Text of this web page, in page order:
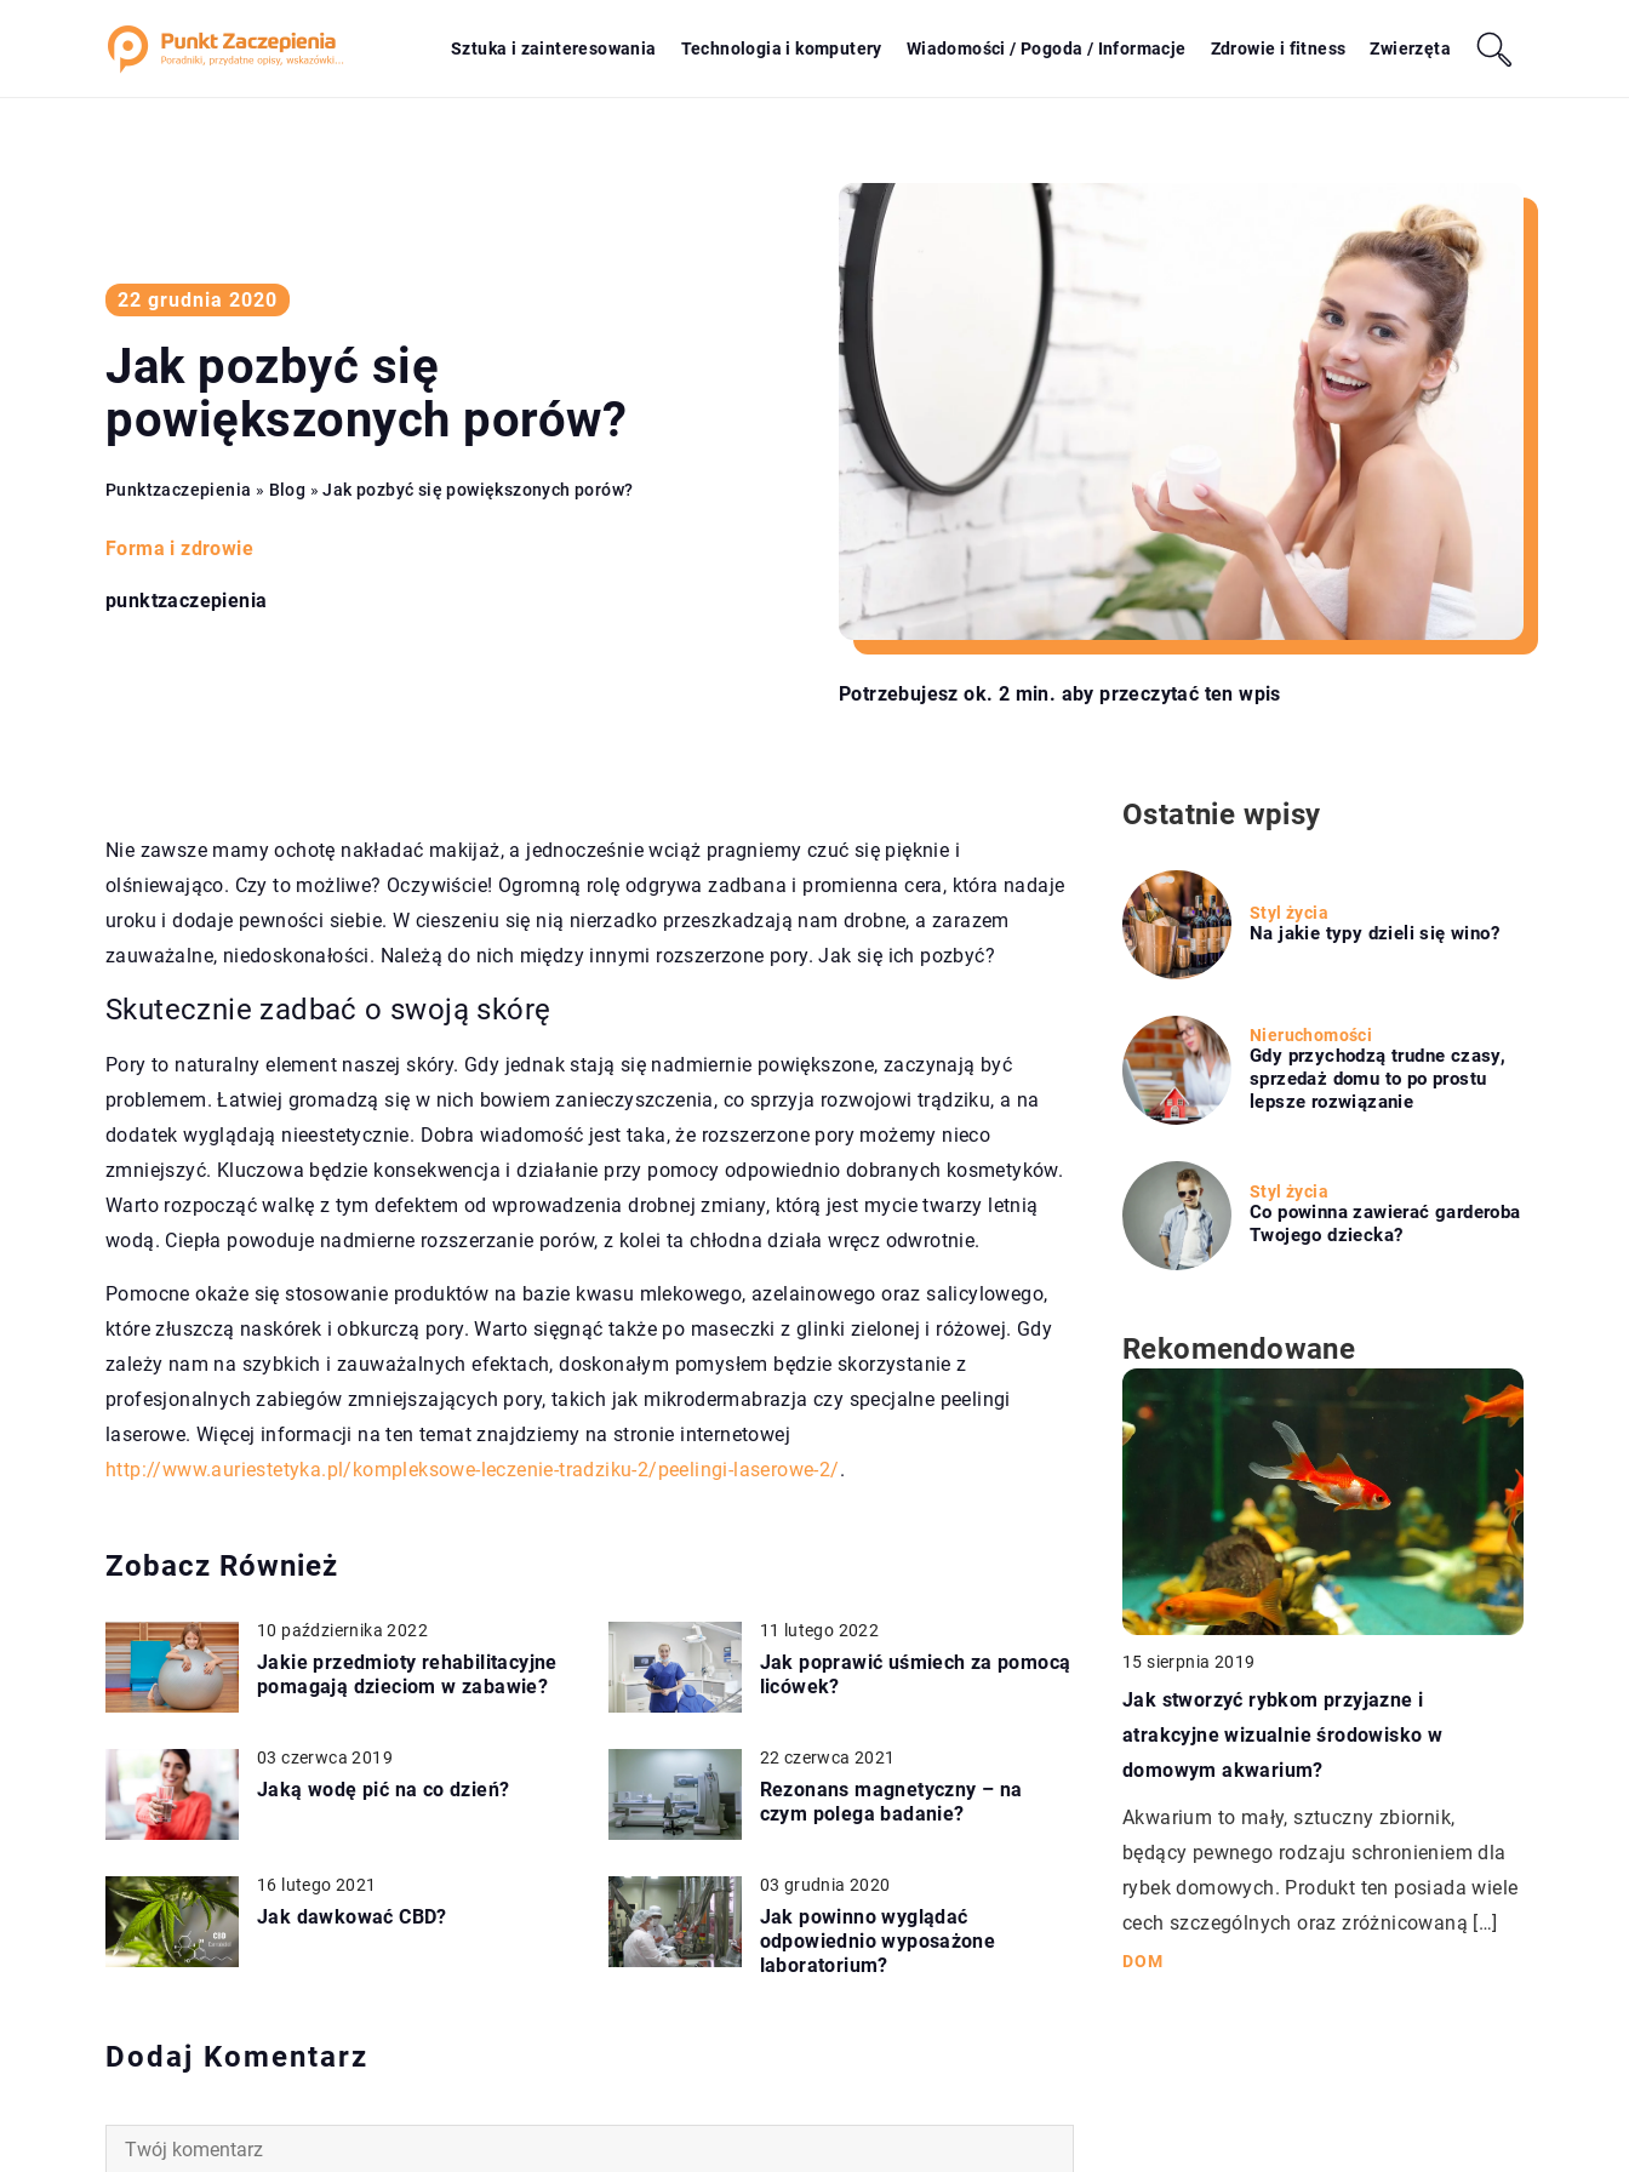
Sztuka i zainteresowania Technologia i komputery Wiadomości / Pogoda / Informacje Zdrowie i fitness Zwierzęta
22 grudnia 2020
Jak pozbyć się
powiększonych porów?
Punktzaczepienia » Blog »Jak pozbyć się powiększonych porów?
Forma i zdrowie
punktzaczepienia
Potrzebujesz ok. 2 min. aby przeczytać ten wpis
Nie zawsze mamy ochotę nakładać makijaż, a jednocześnie wciąż pragniemy czuć się pięknie i
olśniewająco. Czy to możliwe? Oczywiście! Ogromną rolę odgrywa zadbana i promienna cera, która nadaje
uroku i dodaje pewności siebie. W cieszeniu się nią nierzadko przeszkadzają nam drobne, a zarazem
zauważalne, niedoskonałości. Należą do nich między innymi rozszerzone pory. Jak się ich pozbyć?
Skutecznie zadbać o swoją skórę
Pory to naturalny element naszej skóry. Gdy jednak stają się nadmiernie powiększone, zaczynają być
problemem. Łatwiej gromadzą się w nich bowiem zanieczyszczenia, co sprzyja rozwojowi trądziku, a na
dodatek wyglądają nieestetycznie. Dobra wiadomość jest taka, że rozszerzone pory możemy nieco
zmniejszyć. Kluczowa będzie konsekwencja i działanie przy pomocy odpowiednio dobranych kosmetyków.
Warto rozpocząć walkę z tym defektem od wprowadzenia drobnej zmiany, którą jest mycie twarzy letnią
wodą. Ciepła powoduje nadmierne rozszerzanie porów, z kolei ta chłodna działa wręcz odwrotnie.
Pomocne okaże się stosowanie produktów na bazie kwasu mlekowego, azelainowego oraz salicylowego,
które złuszczą naskórek i obkurczą pory. Warto sięgnąć także po maseczki z glinki zielonej i różowej. Gdy
zależy nam na szybkich i zauważalnych efektach, doskonałym pomysłem będzie skorzystanie z
profesjonalnych zabiegów zmniejszających pory, takich jak mikrodermabrazja czy specjalne peelingi
laserowe. Więcej informacji na ten temat znajdziemy na stronie internetowej
http://www.auriestetyka.pl/kompleksowe-leczenie-tradziku-2/peelingi-laserowe-2/.
Zobacz Również
10 października 2022
Jakie przedmioty rehabilitacyjne
pomagają dzieciom w zabawie?
11 lutego 2022
Jak poprawić uśmiech za pomocą
licówek?
03 czerwca 2019
Jaką wodę pić na co dzień?
22 czerwca 2021
Rezonans magnetyczny – na
czym polega badanie?
16 lutego 2021
Jak dawkować CBD?
03 grudnia 2020
Jak powinno wyglądać
odpowiednio wyposażone
laboratorium?
Dodaj Komentarz
Ostatnie wpisy
Styl życia
Na jakie typy dzieli się wino?
Nieruchomości
Gdy przychodzą trudne czasy,
sprzedaż domu to po prostu
lepsze rozwiązanie
Styl życia
Co powinna zawierać garderoba
Twojego dziecka?
Rekomendowane
15 sierpnia 2019
Jak stworzyć rybkom przyjazne i
atrakcyjne wizualnie środowisko w
domowym akwarium?
Akwarium to mały, sztuczny zbiornik,
będący pewnego rodzaju schronieniem dla
rybek domowych. Produkt ten posiada wiele
cech szczególnych oraz zróżnicowaną […]
DOM